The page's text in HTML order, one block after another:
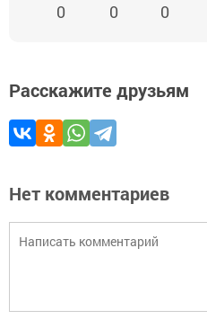
0 0 0
Расскажите друзьям
Нет комментариев